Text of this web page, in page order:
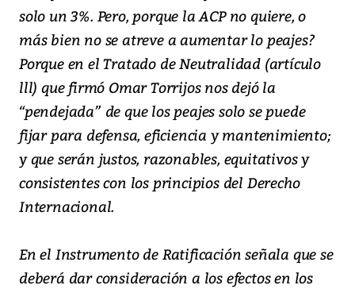
solo un 3%. Pero, porque la ACP no quiere, o
más bien no se atreve a aumentar lo peajes?
Porque en el Tratado de Neutralidad (artículo
lll) que firmó Omar Torrijos nos dejó la
“pendejada” de que los peajes solo se puede
fijar para defensa, eficiencia y mantenimiento;
y que serán justos, razonables, equitativos y
consistentes con los principios del Derecho
Internacional.
En el Instrumento de Ratificación señala que se
deberá dar consideración a los efectos en los